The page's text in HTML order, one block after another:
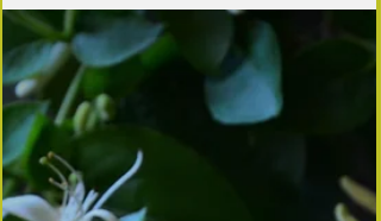
C'est l'été !
🍑 Tatin d’abricots & glace à la mélisse
Un dessert délicat pour enchanter la Fête des
Mères Quand les abricots gorgés de soleil
rencontrent la fraîcheur citronnée de la mélisse, le
résultat est un dessert lumineux, raffiné, et